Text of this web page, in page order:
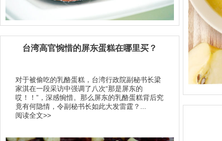
台湾高官惋惜的屏东蛋糕在哪里买？
对于被偷吃的乳酪蛋糕，台湾行政院副秘书长梁
家淇在一段采访中强调了八次“那是屏东的
哎！！”，深感惋惜。那么屏东的乳酪蛋糕背后究
竟有何隐情，令副秘书长如此大发雷霆？...
阅读全文>>